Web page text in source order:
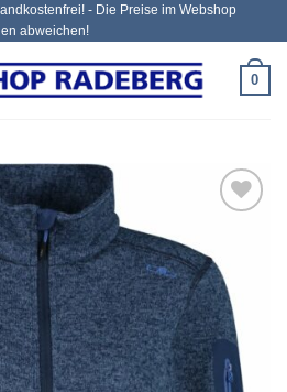
- Die Preise im Webshop
abweichen!
0
wishlist